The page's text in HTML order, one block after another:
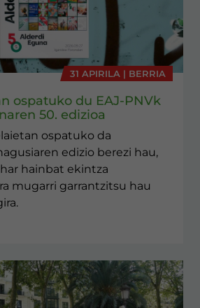
31 APIRILA | BERRIA
ospatuko du EAJ-PNVk
50. edizioa
ospatuko da
edizio berezi hau,
hainbat ekintza
mugarri garrantzitsu hau